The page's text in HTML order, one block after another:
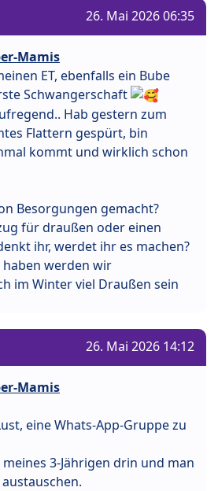
26. Mai 2026 06:35
Mamis
ET, ebenfalls ein Bube
Schwangerschaft
Hab gestern zum
Flattern gespürt, bin
kommt und wirklich schon
Besorgungen gemacht?
für draußen oder einen
ihr, werdet ihr es machen?
werden wir
im Winter viel Draußen sein
26. Mai 2026 14:12
Mamis
eine Whats-App-Gruppe zu
3-Jährigen drin und man